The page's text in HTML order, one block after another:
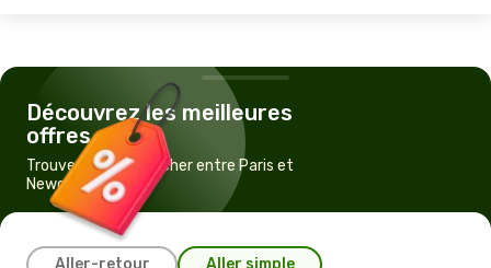
Découvrez les meilleures
offres
Trouvez un vol pas cher entre Paris et
Newcastle
Aller-retour Aller simple